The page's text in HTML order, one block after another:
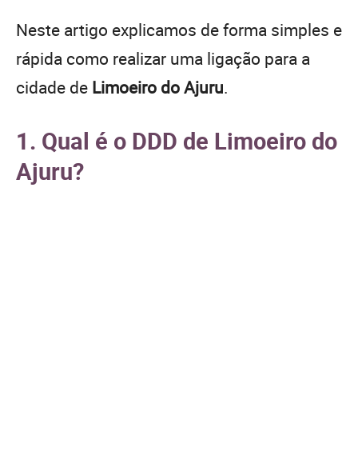
Neste artigo explicamos de forma simples e
rápida como realizar uma ligação para a
cidade de Limoeiro do Ajuru.
1. Qual é o DDD de Limoeiro do
Ajuru?